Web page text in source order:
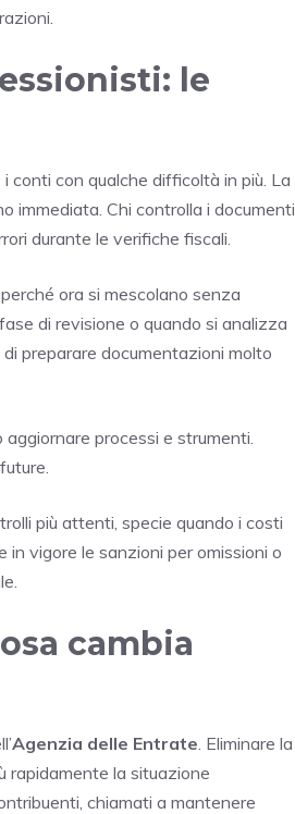
le
i conti con qualche difficoltà in più. La
immediata. Chi controlla i documenti
durante le verifiche fiscali.
ora si mescolano senza
di revisione o quando si analizza
preparare documentazioni molto
processi e strumenti.
più attenti, specie quando i costi
in vigore le sanzioni per omissioni o
cambia
Agenzia delle Entrate . Eliminare la
rapidamente la situazione
chiamati a mantenere